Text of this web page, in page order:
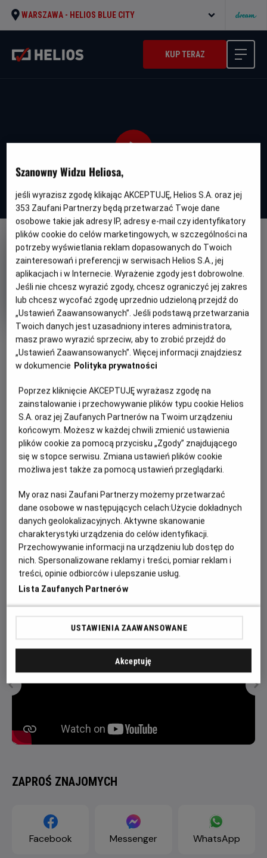
WARSZAWA - HELIOS BLUE CITY
KUP TERAZ
DUBBING WERSJA JĘZYKOWA UA
OBSERWUJ
Enkanto: Svit Mahiyi - UA
Oryginalny
tytuł
Encanto Gatunek
Animowany / Przygodowy
Od 7 lat
Czas
trwania
110 min
Kraj
i
rok
produkcji
USA (2021)
OCENA HELIOS
7.2
PREMIERA
26 listopada 2021
REŻYSERIA
Байрон Говард, Чаріс
Кастро Сміт, Джаред Буш
SCENARIUSZ
Чаріс Кастро Сміт, Джаред
Буш
OPIS FILMU
Нова анімація «Енканто: Світ магії» від Walt Disney
Animation Studios розповідає історію про незвичайну
родину Мадриґаль. Вони живуть у чарівному будиночку,
захованому в горах Колумбії, у жвавому містечку під
назвою Енканто. Магія Енканто благословила кожну
дитину в родині унікальним подарунком: від суперсили до
дару зцілення. Кожну дитину…окрім Мірабель. Однак, коли
дівчина з’ясовує, що магії Енканто загрожує небезпека,
Мірабель вирішує, що саме вона, єдина звичайна дитина
родини Мадриґаль, має стати останньою надією на
порятунок містечка.
ZAPROŚ ZNAJOMYCH
Facebook Messenger WhatsApp
Szanowny Widzu Heliosa,
jeśli wyrazisz zgodę klikając AKCEPTUJĘ, Helios S.A. oraz jej
353 Zaufani Partnerzy będą przetwarzać Twoje dane
osobowe takie jak adresy IP, adresy e-mail czy identyfikatory
plików cookie do celów marketingowych, w szczególności na
potrzeby wyświetlania reklam dopasowanych do Twoich
zainteresowań i preferencji w serwisach Helios S.A., jej
aplikacjach i w Internecie. Wyrażenie zgody jest dobrowolne.
Jeśli nie chcesz wyrazić zgody, chcesz ograniczyć jej zakres
lub chcesz wycofać zgodę uprzednio udzieloną przejdź do
„Ustawień Zaawansowanych”. Jeśli podstawą przetwarzania
Twoich danych jest uzasadniony interes administratora,
masz prawo wyrazić sprzeciw, aby to zrobić przejdź do
„Ustawień Zaawansowanych”. Więcej informacji znajdziesz
w dokumencie Polityka prywatności
Poprzez kliknięcie AKCEPTUJĘ wyrażasz zgodę na
zainstalowanie i przechowywanie plików typu cookie Helios
S.A. oraz jej Zaufanych Partnerów na Twoim urządzeniu
końcowym. Możesz w każdej chwili zmienić ustawienia
plików cookie za pomocą przycisku „Zgody” znajdującego
się w stopce serwisu. Zmiana ustawień plików cookie
możliwa jest także za pomocą ustawień przeglądarki.
My oraz nasi Zaufani Partnerzy możemy przetwarzać
dane osobowe w następujących celach:Użycie dokładnych
danych geolokalizacyjnych. Aktywne skanowanie
charakterystyki urządzenia do celów identyfikacji.
Przechowywanie informacji na urządzeniu lub dostęp do
nich. Spersonalizowane reklamy i treści, pomiar reklam i
treści, opinie odbiorców i ulepszanie usług.
Lista Zaufanych Partnerów
USTAWIENIA ZAAWANSOWANE
Akceptuję